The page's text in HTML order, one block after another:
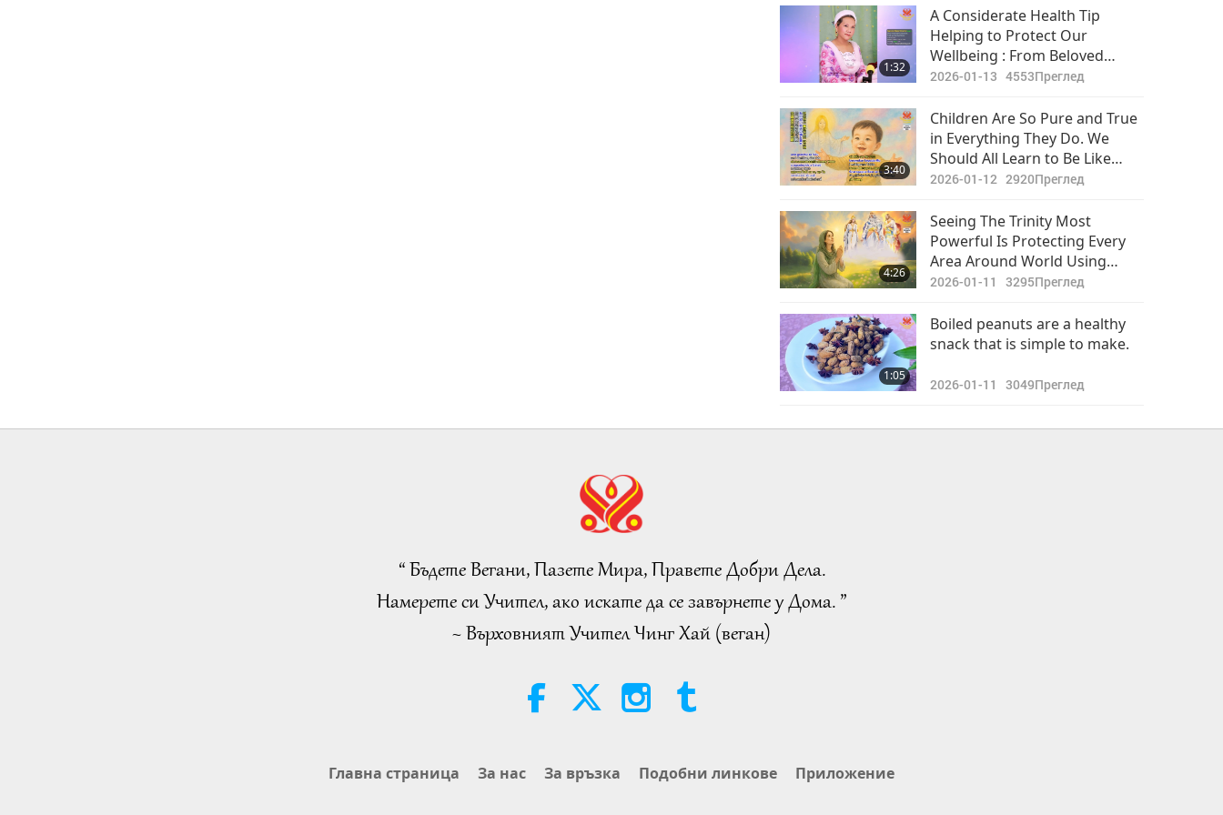
Opening Vegan Restaurant
1:32
A Considerate Health Tip
Helping to Protect Our
Wellbeing : From Beloved
Supreme Master Ching Hai
2026-01-13 4553Преглед
3:40
Children Are So Pure and True
in Everything They Do. We
Should All Learn to Be Like
That Again and Return to Our
Enlightenment and Finding
Peace Within
2026-01-12 2920Преглед
4:26
Seeing The Trinity Most
Powerful Is Protecting Every
Area Around World Using
Different Types of Natural
2026-01-11 3295Преглед
1:05
Boiled peanuts are a healthy
snack that is simple to make.
2026-01-11 3049Преглед
“ Бъдете Вегани, Пазете Мира, Правете Добри Дела.
Намерете си Учител, ако искате да се завърнете у Дома. ”
~ Върховният Учител Чинг Хай (веган)
Главна страница За нас За връзка Подобни линкове Приложение